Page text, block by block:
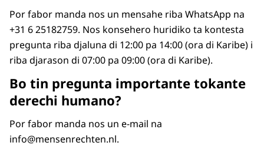
Por fabor manda nos un mensahe riba WhatsApp na
+31 6 25182759. Nos konsehero huridiko ta kontesta
pregunta riba djaluna di 12:00 pa 14:00 (ora di Karibe) i
riba djarason di 07:00 pa 09:00 (ora di Karibe).
Bo tin pregunta importante tokante
derechi humano?
Por fabor manda nos un e-mail na
info@mensenrechten.nl.